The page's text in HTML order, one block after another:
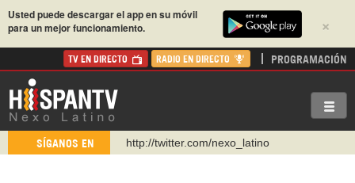
×
Usted puede descargar el app en su móvil
para un mejor funcionamiento.
TV EN DIRECTO RADIO EN DIRECTO PROGRAMACIÓN
SÍGANOS EN
http://twitter.com/nexo_latino